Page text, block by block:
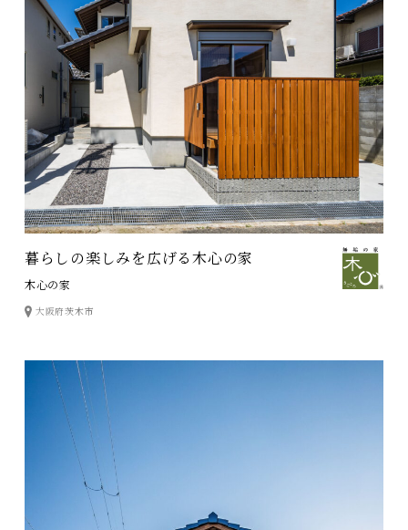
暮らしの楽しみを広げる木心の家
木心の家
大阪府茨木市